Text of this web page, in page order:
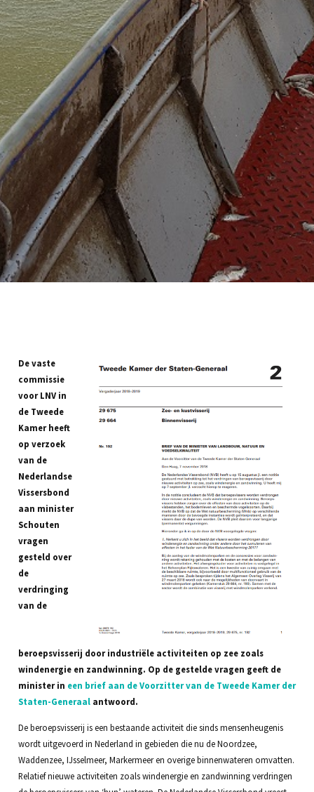
De vaste
commissie
voor LNV in
de Tweede
Kamer heeft
op verzoek
van de
Nederlandse
Vissersbond
aan minister
Schouten
vragen
gesteld over
de
verdringing
van de
beroepsvisserij door industriële activiteiten op zee zoals
windenergie en zandwinning. Op de gestelde vragen geeft de
minister in een brief aan de Voorzitter van de Tweede Kamer der
Staten-Generaalantwoord.
De beroepsvisserij is een bestaande activiteit die sinds mensenheugenis
wordt uitgevoerd in Nederland in gebieden die nu de Noordzee,
Waddenzee, IJsselmeer, Markermeer en overige binnenwateren omvatten.
Relatief nieuwe activiteiten zoals windenergie en zandwinning verdringen